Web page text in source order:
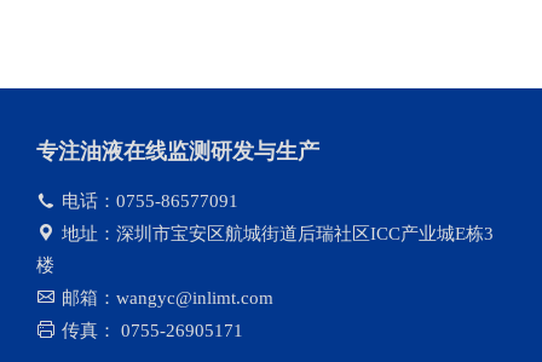
专注油液在线监测研发与生产
电话：0755-86577091
地址：深圳市宝安区航城街道后瑞社区ICC产业城E栋3
楼
邮箱：wangyc@inlimt.com
传真： 0755-26905171